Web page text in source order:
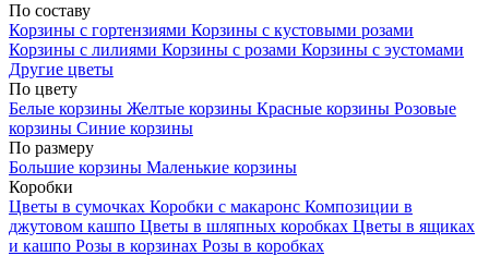
По составу
Корзины с гортензиями Корзины с кустовыми розами
Корзины с лилиями Корзины с розами Корзины с эустомами
Другие цветы
По цвету
Белые корзины Желтые корзины Красные корзины Розовые
корзины Синие корзины
По размеру
Большие корзины Маленькие корзины
Коробки
Цветы в сумочках Коробки с макаронс Композиции в
джутовом кашпо Цветы в шляпных коробках Цветы в ящиках
и кашпо Розы в корзинах Розы в коробках